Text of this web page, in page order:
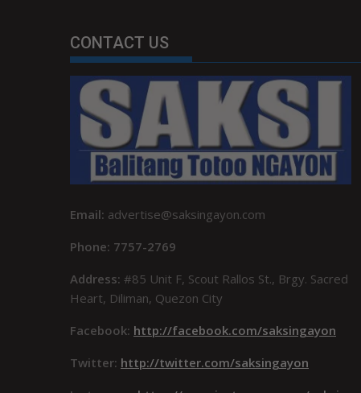
CONTACT US
Email: advertise@saksingayon.com
Phone: 7757-2769
Address: #85 Unit F, Scout Rallos St., Brgy. Sacred
Heart, Diliman, Quezon City
Facebook: http://facebook.com/saksingayon
Twitter: http://twitter.com/saksingayon